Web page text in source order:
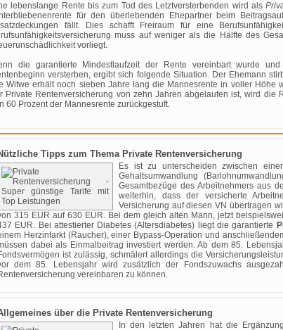
lebenslange Rente bis zum Tod des Letztversterbenden wird als
für den überlebenden Ehepartner beim
fällt. Dies schafft Freiraum für eine
muss auf weniger als die Hälfte des
vorliegt.
die garantierte Mindestlaufzeit der Rente vereinbart wurde
versterben, ergibt sich folgende Situation. Der Ehemann
Witwe erhält noch sieben Jahre lang die Mannesrente in voller Höhe
Private Rentenversicherung von zehn Jahren abgelaufen ist, wird die
60 Prozent der Mannesrente zurückgestuft.
Tipps zum Thema Private Rentenversicherung
Es ist zu unterscheiden zwischen
Gehaltsumwandlung
Gesamtbezüge des Arbeitnehmers aus
weiterhin, dass der versicherte
Versicherung auf diesen VN übertragen
315 EUR auf 630 EUR. Bei dem gleich alten Mann, jetzt
EUR. Bei attestierter Diabetes (Altersdiabetes) liegt die garantierte
Herzinfarkt (Raucher), einer Bypass-Operation und
dabei als Einmalbeitrag investiert werden. Ab dem 85.
ist zulässig, schmälert allerdings die
dem 85. Lebensjahr wird zusätzlich der Fondszuwachs
vereinbaren zu können.
über die Private Rentenversicherung
In den letzten Jahren hat die